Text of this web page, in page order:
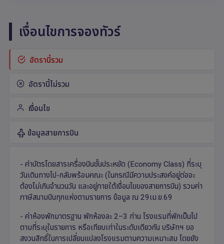
เงื่อนไขการจองทัวร์
อัตรานี้รวม
อัตรานี้ไม่รวม
เงื่อนไข
ข้อมูลสายการบิน
- ค่าบัตรโดยสารเครื่องบินชั้นประหยัด (Economy Class) ที่ระบุ
วันเดินทางไป-กลับพร้อมคณะ (ในกรณีมีความประสงค์อยู่ต่อจะ
ต้องไม่เกินจำนวนวัน และอยู่ภายใต้เงื่อนไขของสายการบิน) รวมค่า
ภาษีสนามบินทุกแห่งตามรายการ ข้อมูล ณ 29เม.ย.69
- ค่าห้องพักมาตรฐาน พักห้องละ 2–3 ท่าน โรงแรมที่พักเป็นไป
ตามที่ระบุในรายการ หรือเทียบเท่าในระดับเดียวกัน บริษัทฯ ขอ
สงวนสิทธิ์ในการเปลี่ยนแปลงโรงแรมตามความเหมาะสม โดยยัง